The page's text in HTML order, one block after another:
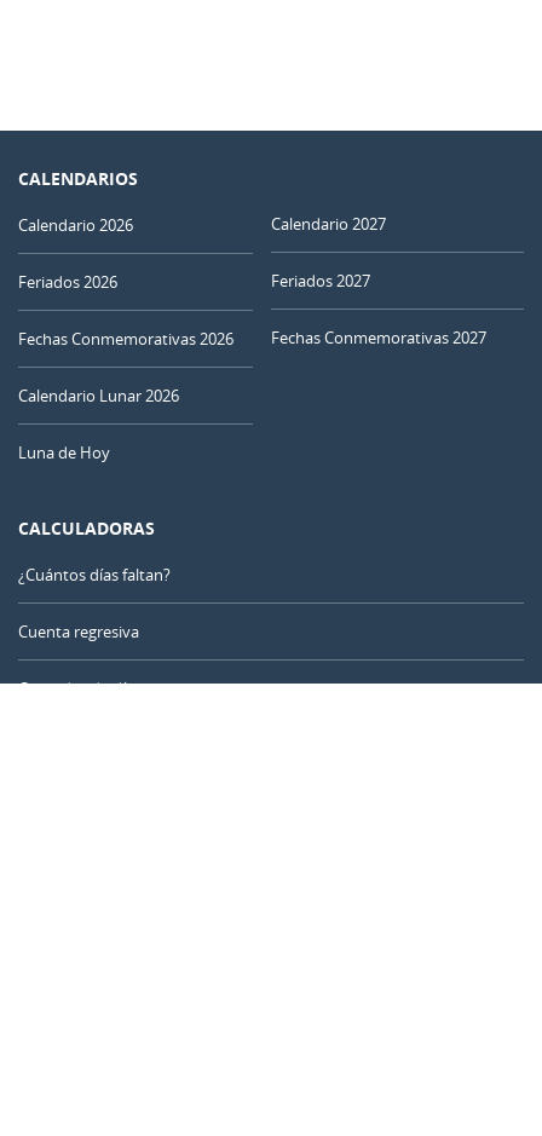
CALENDARIOS
Calendario 2026
Feriados 2026
Fechas Conmemorativas 2026
Calendario Lunar 2026
Luna de Hoy
Calendario 2027
Feriados 2027
Fechas Conmemorativas 2027
CALCULADORAS
¿Cuántos días faltan?
Cuenta regresiva
Contador de días